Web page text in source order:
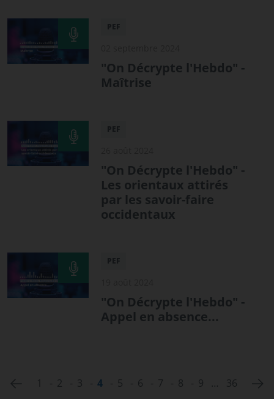
PEF
"On Décrypte l'Hebdo" -
Maîtrise
PEF
"On Décrypte l'Hebdo" -
Les orientaux attirés
par les savoir-faire
occidentaux
PEF
"On Décrypte l'Hebdo" -
Appel en absence...
‹ Previous
1 2 3 4 5 6 7 8 9 … 36